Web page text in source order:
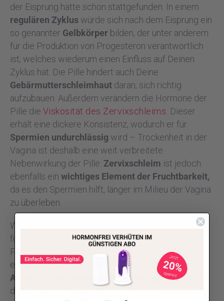
der Eisprung hätte schon stattgefunden. In einem
regulären Zykluswürde sich nach dem Eisprung ein
so genannter Gelbkörper bilden, der unter anderem
für die Produktion von Progesteron verantwortlich
ist, welches wiederum einen Einfluss auf Deinen
Zyklus hat. Die Pille hindert auch Deine
Gebärmutterschleimhautdaran, sich richtig
aufzubauen. Außerdem verändern die Hormone der
Pille die Viskosität des Zervixschleims. Dieser
erhält eine dickere Konsistenz, wodurch er für
Spermien undurchlässig wird – Trockenheit in der
Vagina ist deshalb eine weit verbreitete
Nebenwirkung der Pille. Zervixschleim ist jedoch
ebenfalls ein wichtiges Element der Fruchtbarkeit,
da es den Spermien hilft, länger im Milieu der Vagina
zu überleben.
Wenn Du eine Pille nimmst, bei der Du die Einnahme
für eine Woche unterbrichst, bekommst Du in dieser
Pause eine Blutung. Diese Blutung hat
nichts
einer echten Menstruation zu tun, sondern ist eine
Abbruchblutung oder Entzugsblutung. Sie kommt
dadurch zustande, dass der künstliche